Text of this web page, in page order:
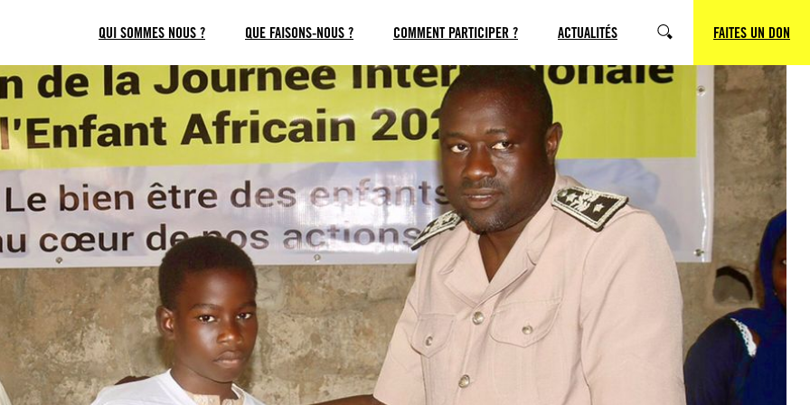
QUI SOMMES NOUS ? QUE FAISONS-NOUS ? COMMENT PARTICIPER ? ACTUALITÉS RECHERCHEFAITES UN DON